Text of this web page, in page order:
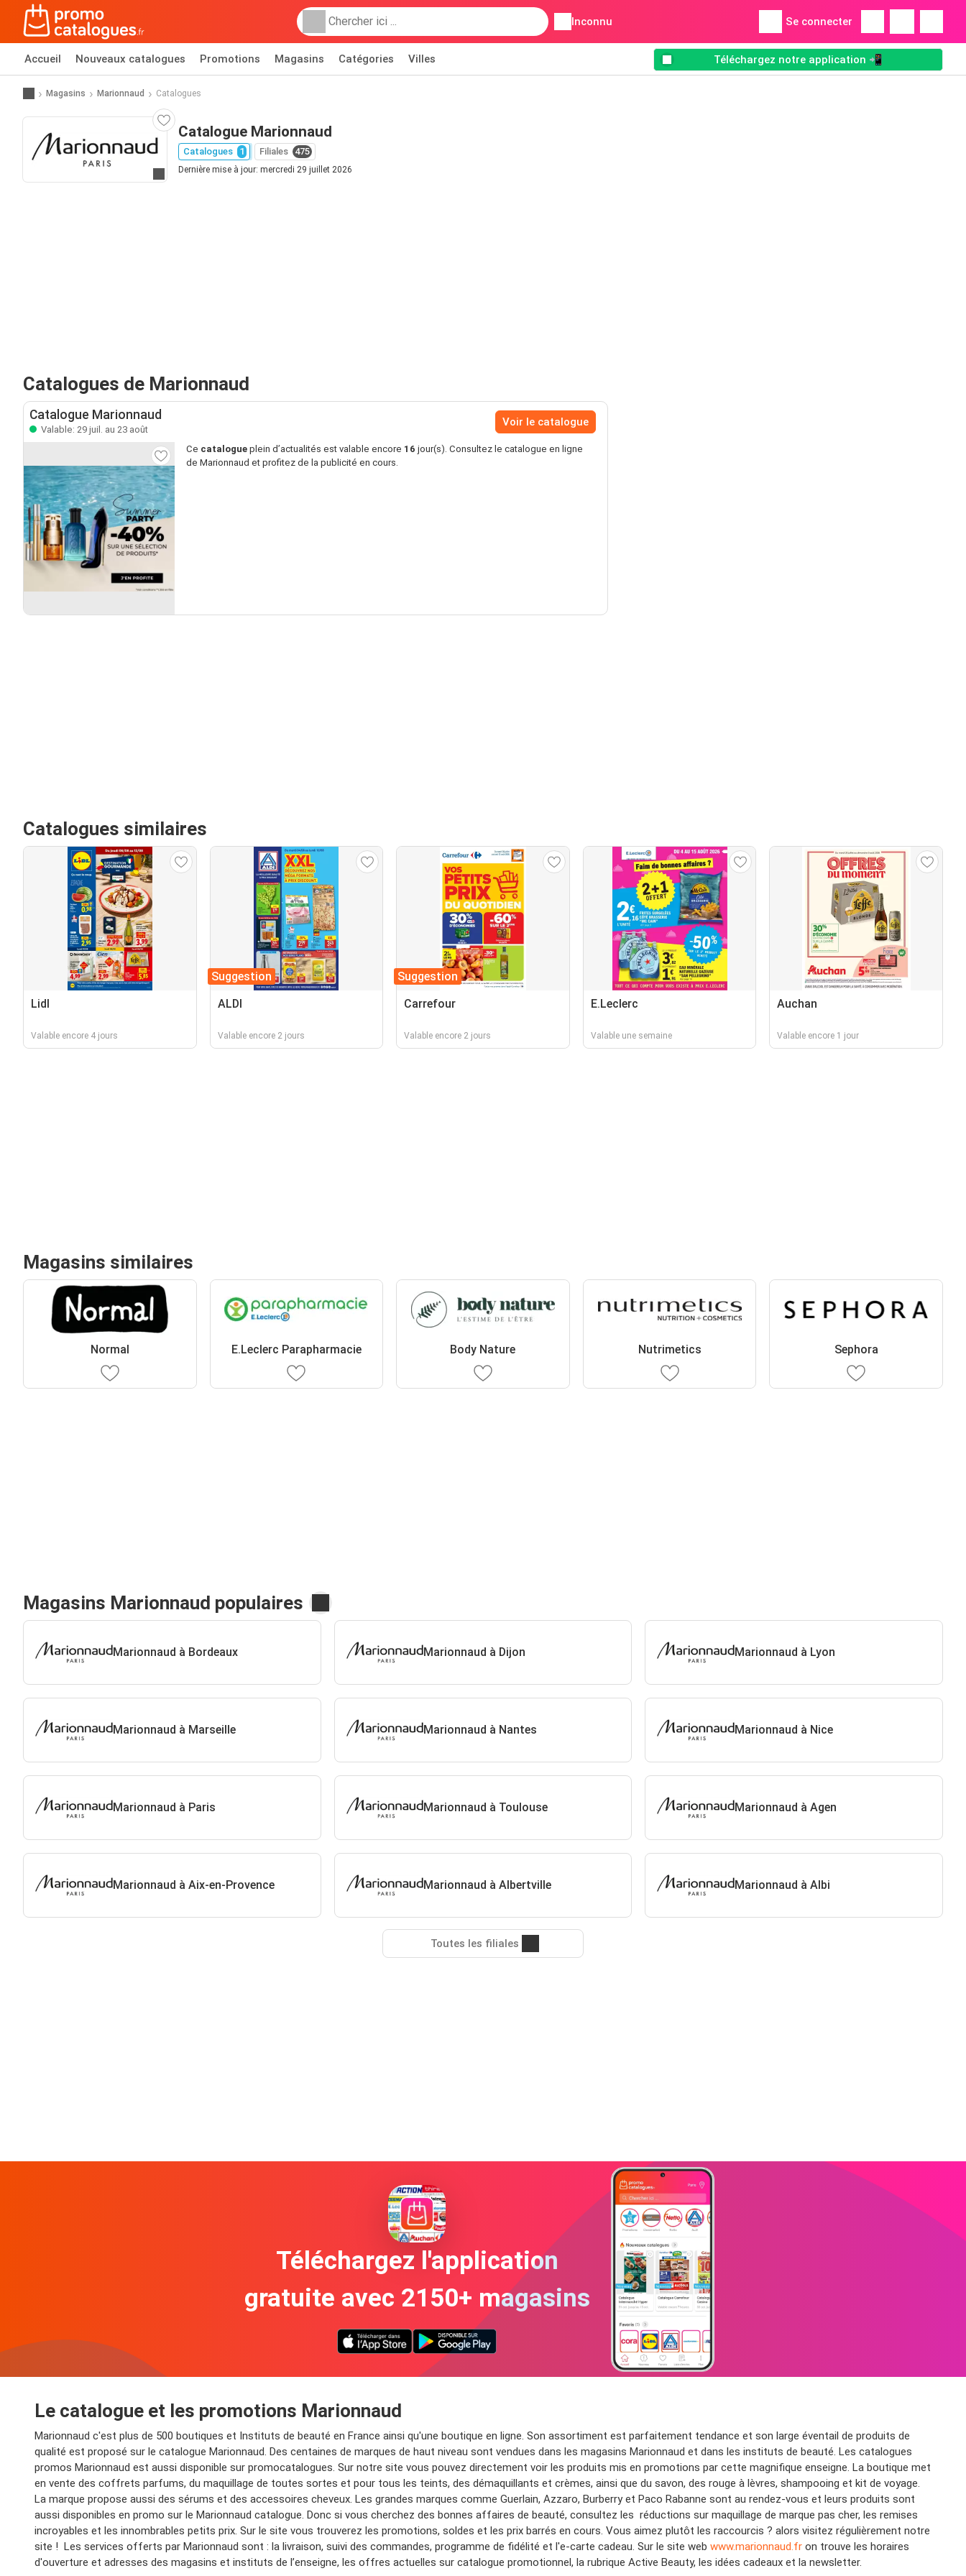
Inconnu Se connecter
Accueil Nouveaux catalogues Promotions Magasins Catégories Villes Téléchargez notre application 📲
Magasins Marionnaud Catalogues
Allez au site web
Catalogue Marionnaud
Catalogues 1 Filiales 475
Dernière mise à jour: mercredi 29 juillet 2026
Catalogues de Marionnaud
Catalogue Marionnaud
Valable: 29 juil. au 23 août
Voir le catalogue
Ce catalogue plein d’actualités est valable encore 16 jour(s). Consultez le catalogue en ligne
de Marionnaud et profitez de la publicité en cours.
Catalogues similaires
Lidl
Valable encore 4 jours
Suggestion
ALDI
Valable encore 2 jours
Suggestion
Carrefour
Valable encore 2 jours
E.Leclerc
Valable une semaine
Auchan
Valable encore 1 jour
Magasins similaires
Normal E.Leclerc Parapharmacie Body Nature Nutrimetics Sephora
Magasins Marionnaud populaires
Marionnaud à Bordeaux Marionnaud à Dijon Marionnaud à Lyon
Marionnaud à Marseille Marionnaud à Nantes Marionnaud à Nice
Marionnaud à Paris Marionnaud à Toulouse Marionnaud à Agen
Marionnaud à Aix-en-Provence Marionnaud à Albertville Marionnaud à Albi
Toutes les filiales
Téléchargez l'application
gratuite avec 2150+ magasins
Le catalogue et les promotions Marionnaud
Marionnaud c'est plus de 500 boutiques et Instituts de beauté en France ainsi qu'une boutique en ligne. Son assortiment est parfaitement tendance et son large éventail de produits de
qualité est proposé sur le catalogue Marionnaud. Des centaines de marques de haut niveau sont vendues dans les magasins Marionnaud et dans les instituts de beauté. Les catalogues
promos Marionnaud est aussi disponible sur promocatalogues. Sur notre site vous pouvez directement voir les produits mis en promotions par cette magnifique enseigne. La boutique met
en vente des coffrets parfums, du maquillage de toutes sortes et pour tous les teints, des démaquillants et crèmes, ainsi que du savon, des rouge à lèvres, shampooing et kit de voyage.
La marque propose aussi des sérums et des accessoires cheveux. Les grandes marques comme Guerlain, Azzaro, Burberry et Paco Rabanne sont au rendez-vous et leurs produits sont
aussi disponibles en promo sur le Marionnaud catalogue. Donc si vous cherchez des bonnes affaires de beauté, consultez les réductions sur maquillage de marque pas cher, les remises
incroyables et les innombrables petits prix. Sur le site vous trouverez les promotions, soldes et les prix barrés en cours. Vous aimez plutôt les raccourcis ? alors visitez régulièrement notre
site ! Les services offerts par Marionnaud sont : la livraison, suivi des commandes, programme de fidélité et l'e-carte cadeau. Sur le site web www.marionnaud.fr on trouve les horaires
d'ouverture et adresses des magasins et instituts de l’enseigne, les offres actuelles sur catalogue promotionnel, la rubrique Active Beauty, les idées cadeaux et la newsletter.